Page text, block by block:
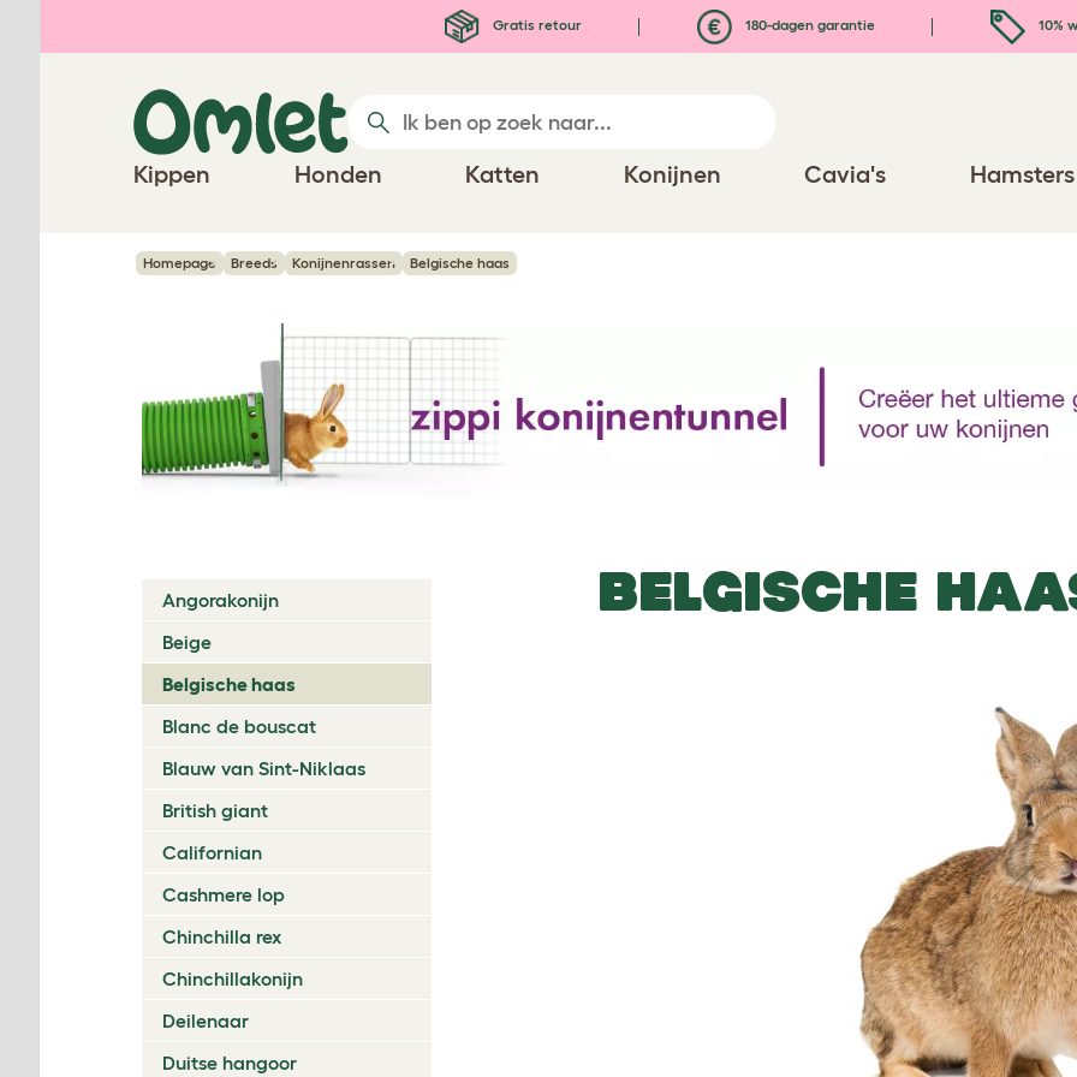
Gratis retour 180-dagen garantie 10%
Kippen Honden Katten Konijnen Cavia's Hamsters
Homepage Breeds Konijnenrassen Belgische haas
Angorakonijn
Beige
Belgische haas
Blanc de bouscat
Blauw van Sint-Niklaas
British giant
Californian
Cashmere lop
Chinchilla rex
Chinchillakonijn
Deilenaar
Duitse hangoor
BELGISCHE